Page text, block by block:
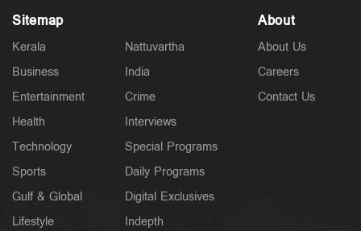
Sitemap
Kerala
Business
Entertainment
Health
Technology
Sports
Gulf & Global
Lifestyle
Nattuvartha
India
Crime
Interviews
Special Programs
Daily Programs
Digital Exclusives
Indepth
About
About Us
Careers
Contact Us